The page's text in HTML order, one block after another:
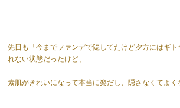
先日も「今までファンデで隠してたけど夕方にはギ
れない状態だったけど、
素肌がきれいになって本当に楽だし、隠さなくてよく